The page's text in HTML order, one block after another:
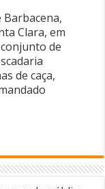
Barbacena,
Clara, em
de
de caça,